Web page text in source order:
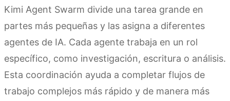
Kimi Agent Swarm divide una tarea grande en
partes más pequeñas y las asigna a diferentes
agentes de IA. Cada agente trabaja en un rol
específico, como investigación, escritura o análisis.
Esta coordinación ayuda a completar flujos de
trabajo complejos más rápido y de manera más